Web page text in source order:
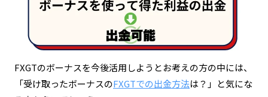
FXGTのボーナスを今後活用しようとお考えの方の中には、
「受け取ったボーナスのFXGTでの出金方法は？」と気にな